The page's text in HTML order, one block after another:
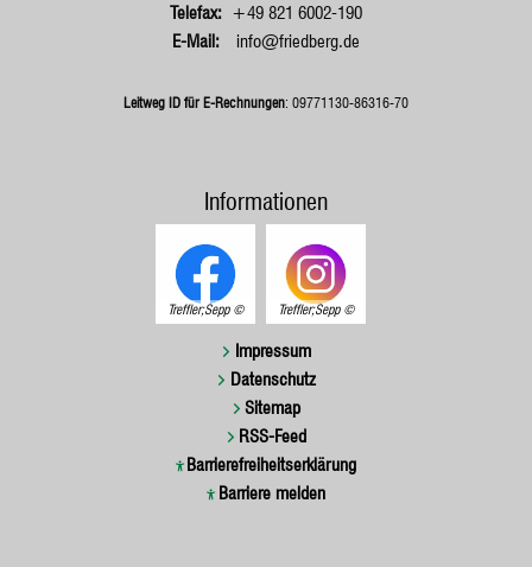
+49 821 6002-190
info@friedberg.de
Leitweg ID für E-Rechnungen: 09771130-86316-70
Informationen
Treffler;Sepp Treffler;Sepp
Impressum
Datenschutz
Sitemap
RSS-Feed
Barrierefreiheitserklärung
Barriere melden